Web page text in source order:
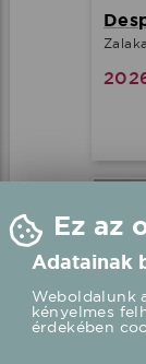
Ez az
Adatainak
Weboldalunk
kényelmes
érdekében